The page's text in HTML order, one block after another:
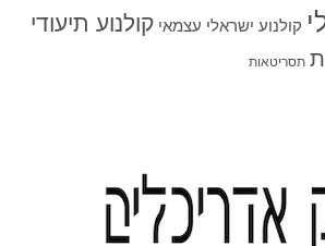
קולנוע ישראלי עצמאי קולנוע תיעודי
תסריטאות